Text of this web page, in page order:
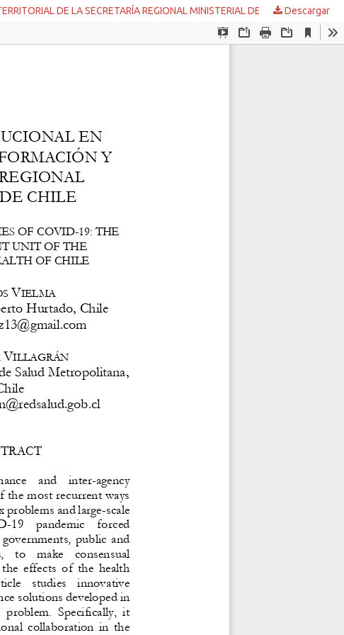
INNOVACIÓN Y COLABORACIÓN INTERINSTITUCIONAL EN TIEMPOS DE COVID-19: EL CASO DE UNIDAD INFORMACIÓN Y GESTIÓN TERRITORIAL DE LA SECRETARÍA REGIONAL MINISTERIAL DE SALUD METROPOLITANA DE CHILE
Descargar